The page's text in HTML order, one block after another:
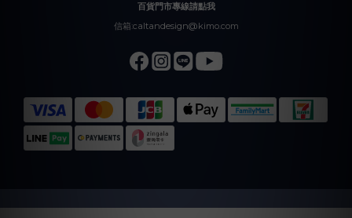
百貨門市專線請點我
信箱:caltandesign@kimo.com